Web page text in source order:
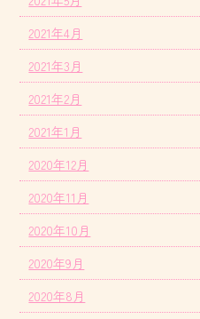
2021年4月
2021年3月
2021年2月
2021年1月
2020年12月
2020年11月
2020年10月
2020年9月
2020年8月